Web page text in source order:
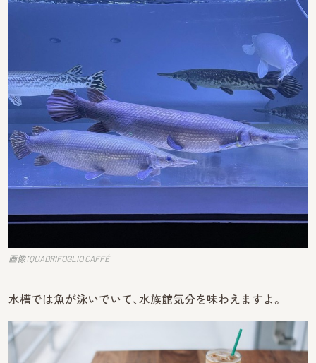
画像：QUADRIFOGLIO CAFFÉ
水槽では魚が泳いでいて、水族館気分を味わえますよ。